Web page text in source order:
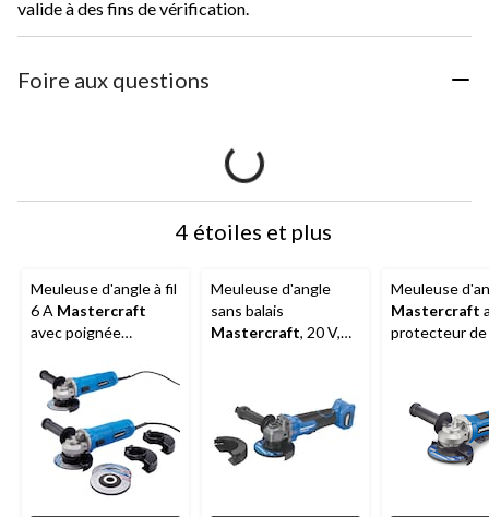
valide à des fins de vérification.
Foire aux questions
4 étoiles et plus
Meuleuse d'angle à fil
6 A Mastercraft
avec poignée
protecteur, 4,5 po,
paq. 2
Meuleuse d'angle
sans balais
Mastercraft, 20 V,
Meuleuse
Mastercraft
protecteur de